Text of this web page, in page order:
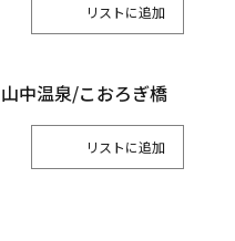
リスト
山中温泉/こおろぎ橋
リスト